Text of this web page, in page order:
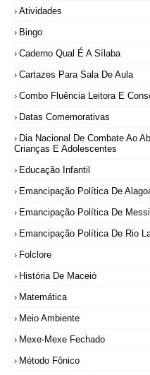
Atividades
Bingo
Caderno Qual É A Sílaba
Cartazes Para Sala De Aula
Combo Fluência Leitora E
Datas Comemorativas
Dia Nacional De Combate Ao
Crianças E Adolescentes
Educação Infantil
Emancipação Política De
Emancipação Política De
Emancipação Política De Rio
Folclore
História De Maceió
Matemática
Meio Ambiente
Mexe-Mexe Fechado
Método Fônico